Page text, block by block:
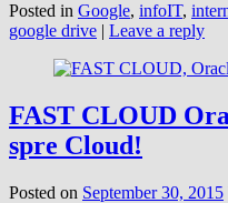
Posted in Google, infoIT,
google drive | Leave a reply
FAST CLOUD
spre Cloud!
Posted on September 30, 2015